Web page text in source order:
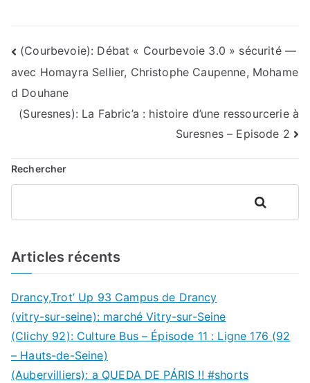
Navigation
de
l’article
(Courbevoie): Débat « Courbevoie 3.0 » sécurité —
avec Homayra Sellier, Christophe Caupenne, Mohame
d Douhane
(Suresnes): La Fabric’a : histoire d’une ressourcerie à
Suresnes – Episode 2
Rechercher
Rechercher
Articles récents
Drancy,Trot’ Up 93 Campus de Drancy
(vitry-sur-seine): marché Vitry-sur-Seine
(Clichy 92): Culture Bus – Épisode 11 : Ligne 176 (92
– Hauts-de-Seine)
(Aubervilliers): a QUEDA DE PÁRIS !! #shorts